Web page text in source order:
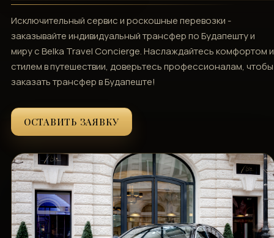
Исключительный сервис и роскошные перевозки -
заказывайте индивидуальный трансфер по Будапешту и
миру с Belka Travel Concierge. Наслаждайтесь комфортом и
стилем в путешествии, доверьтесь профессионалам, чтобы
заказать трансфер в Будапеште!
ОСТАВИТЬ ЗАЯВКУ